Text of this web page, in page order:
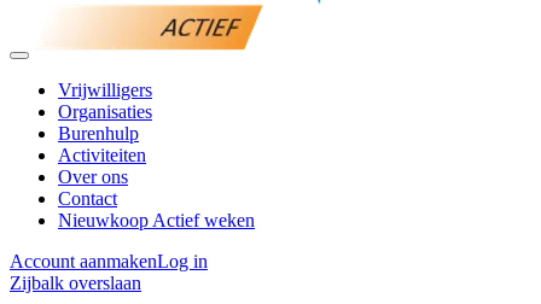
Vrijwilligers
Organisaties
Burenhulp
Activiteiten
Over ons
Contact
Nieuwkoop Actief weken
Account aanmakenLog in
Zijbalk overslaan